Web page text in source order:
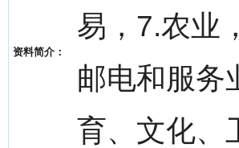
资料简介：
易，7.农业
邮电和服务
育、文化、